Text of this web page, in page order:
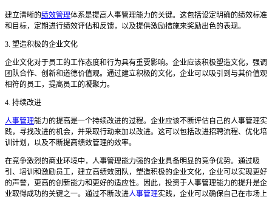
建立清晰的绩效管理体系是提高人事管理能力的关键。这包括设定明确的绩效标准
和目标，定期进行绩效评估和反馈，以及提供激励措施来奖励出色的表现。
3. 塑造积极的企业文化
企业文化对于员工的工作态度和行为具有重要影响。企业应该积极塑造文化，强调
团队合作、创新和道德价值观。通过建立积极的文化，企业可以吸引到与其价值观
相符的员工，提高员工的凝聚力。
4. 持续改进
人事管理能力的提高是一个持续改进的过程。企业应该不断评估自己的人事管理实
践，寻找改进的机会，并采取行动来加以改进。这可以包括改进招聘流程、优化培
训计划，以及不断提高绩效管理的效率。
在竞争激烈的商业环境中，人事管理能力强的企业具备明显的竞争优势。通过吸
引、培训和激励员工，建立高绩效团队，塑造积极的企业文化，企业可以实现更好
的声誉，更高的创新能力和更好的适应性。因此，投资于人事管理能力的提升是企
业取得成功的关键之一。通过不断改进人事管理实践，企业可以确保自己在市场上